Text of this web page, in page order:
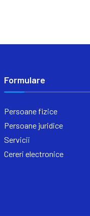
Formulare
Persoane fizice
Persoane juridice
Servicii
Cereri electronice